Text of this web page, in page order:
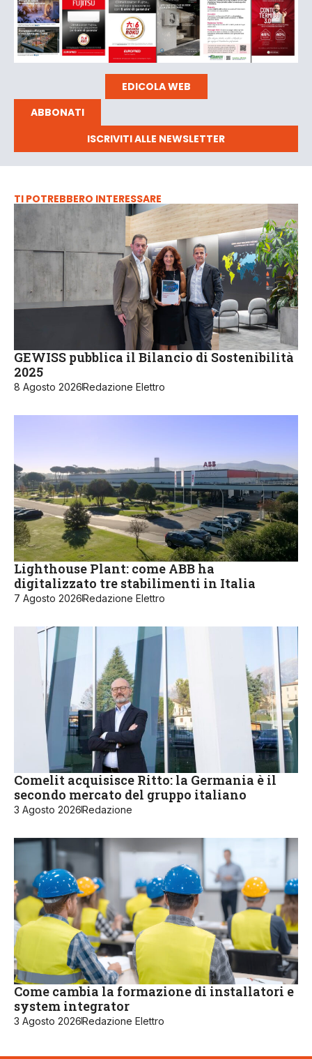
EDICOLA WEB
ABBONATI
ISCRIVITI ALLE NEWSLETTER
TI POTREBBERO INTERESSARE
GEWISS pubblica il Bilancio di Sostenibilità
2025
8 Agosto 2026Redazione Elettro
Lighthouse Plant: come ABB ha
digitalizzato tre stabilimenti in Italia
7 Agosto 2026Redazione Elettro
Comelit acquisisce Ritto: la Germania è il
secondo mercato del gruppo italiano
3 Agosto 2026Redazione
Come cambia la formazione di installatori e
system integrator
3 Agosto 2026Redazione Elettro